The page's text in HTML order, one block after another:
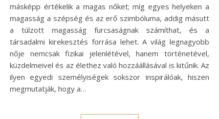
másképp értékelik a magas nőket; míg egyes helyeken a
magasság a szépség és az erő szimbóluma, addig másutt
a túlzott magasság furcsaságnak számíthat, és a
társadalmi kirekesztés forrása lehet. A világ legnagyobb
nője nemcsak fizikai jelenlétével, hanem történetével,
küzdelmeivel és az élethez való hozzáállásával is kitűnik. Az
ilyen egyedi személyiségek sokszor inspirálóak, hiszen
megmutatják, hogy a…